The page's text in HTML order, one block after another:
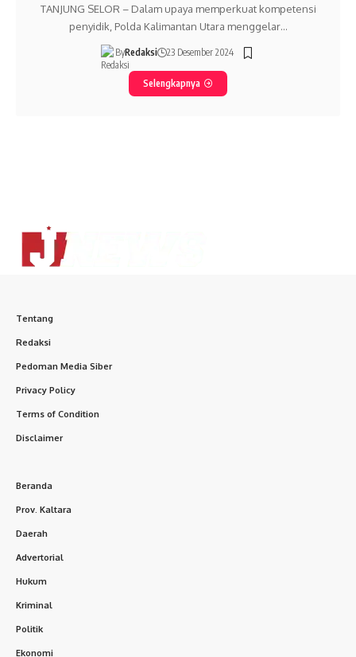
TANJUNG SELOR – Dalam upaya memperkuat kompetensi
penyidik, Polda Kalimantan Utara menggelar…
ByRedaksi 23 Desember 2024
Selengkapnya
Tentang
Redaksi
Pedoman Media Siber
Privacy Policy
Terms of Condition
Disclaimer
Beranda
Prov. Kaltara
Daerah
Advertorial
Hukum
Kriminal
Politik
Ekonomi